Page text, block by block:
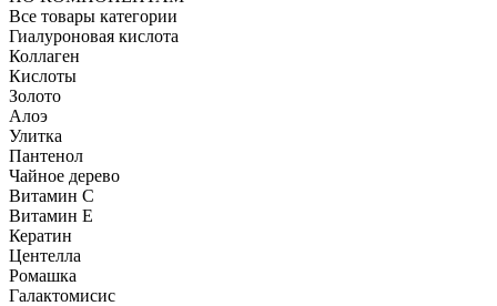
Все товары категории
Гиалуроновая кислота
Коллаген
Кислоты
Золото
Алоэ
Улитка
Пантенол
Чайное дерево
Витамин C
Витамин Е
Кератин
Центелла
Ромашка
Галактомисис